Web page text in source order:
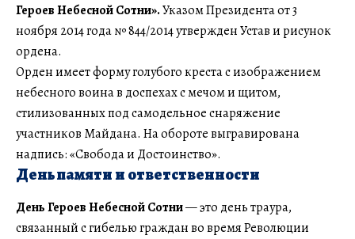
Героев Небесной Сотни».Указом Президента от 3
ноября 2014 года № 844/2014 утвержден Устав и рисунок
ордена.
Орден имеет форму голубого креста с изображением
небесного воина в доспехах с мечом и щитом,
стилизованных под самодельное снаряжение
участников Майдана. На обороте выгравирована
надпись: «Свобода и Достоинство».
День памяти и ответственности
День Героев Небесной Сотни— это день траура,
связанный с гибелью граждан во время Революции